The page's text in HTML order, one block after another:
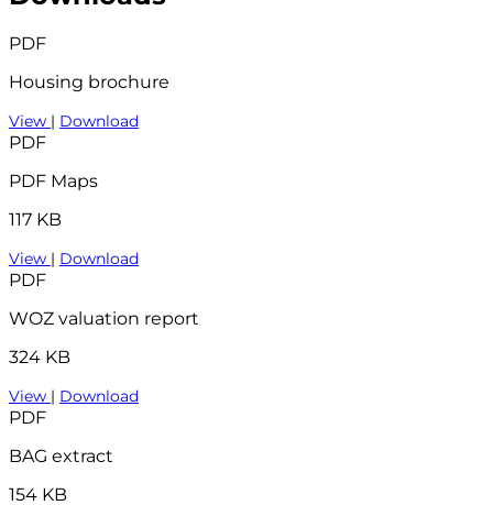
PDF
Housing brochure
View | Download
PDF
PDF Maps
117 KB
View | Download
PDF
WOZ valuation report
324 KB
View | Download
PDF
BAG extract
154 KB